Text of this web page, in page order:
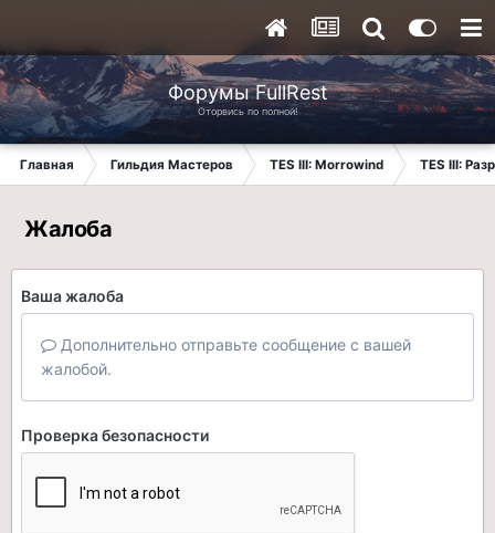
Форумы FullRest
Оторвись по полной!
Главная Гильдия Мастеров TES III: Morrowind TES III:
Жалоба
Ваша жалоба
Дополнительно отправьте сообщение с вашей
жалобой.
Проверка безопасности